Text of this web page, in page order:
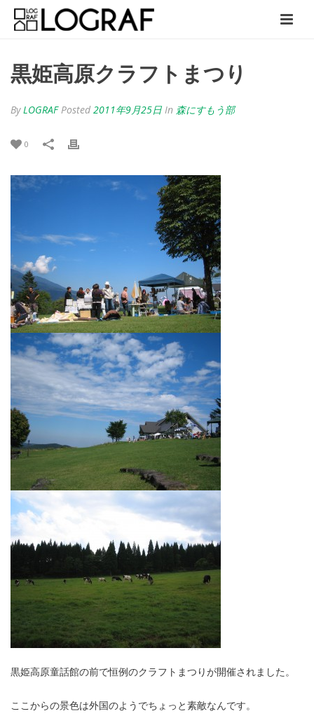
黒姫高原クラフトまつり
ByLOGRAF Posted 2011年9月25日 In 森にすもう部
0
黒姫高原童話館の前で恒例のクラフトまつりが開催されました。
ここからの景色は外国のようでちょっと素敵なんです。